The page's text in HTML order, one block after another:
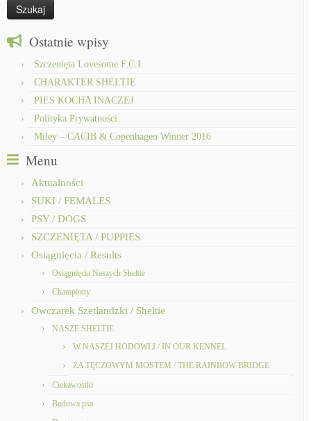
Ostatnie wpisy
Szczenięta Lovesome F.C.I.
CHARAKTER SHELTIE
PIES KOCHA INACZEJ
Polityka Prywatności.
Miley – CACIB & Copenhagen Winner 2016
Menu
Aktualności
SUKI / FEMALES
PSY / DOGS
SZCZENIĘTA / PUPPIES
Osiągnięcia / Results
Osiągnięcia Naszych Sheltie
Championy
Owczarek Szetlandzki / Sheltie
NASZE SHELTIE
W NASZEJ HODOWLI / IN OUR KENNEL
ZA TĘCZOWYM MOSTEM / THE RAINBOW BRIDGE
Ciekawostki
Budowa psa